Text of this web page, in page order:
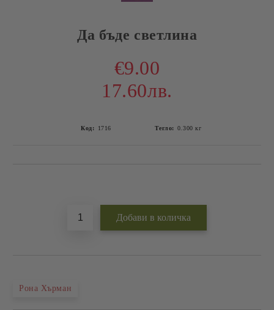
Да бъде светлина
€9.00
17.60лв.
Код: 1716 Тегло: 0.300 кг
Рона Хърман